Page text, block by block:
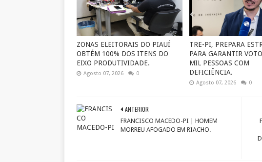
ZONAS ELEITORAIS DO PIAUÍ
OBTÉM 100% DOS ITENS DO
EIXO PRODUTIVIDADE.
Agosto 07, 2026 0
TRE-PI, PREPARA
PARA GARANTIR
MIL PESSOAS COM
DEFICIÊNCIA.
Agosto 07, 2026 0
ANTERIOR
FRANCISCO MACEDO-PI | HOMEM
MORREU AFOGADO EM RIACHO.